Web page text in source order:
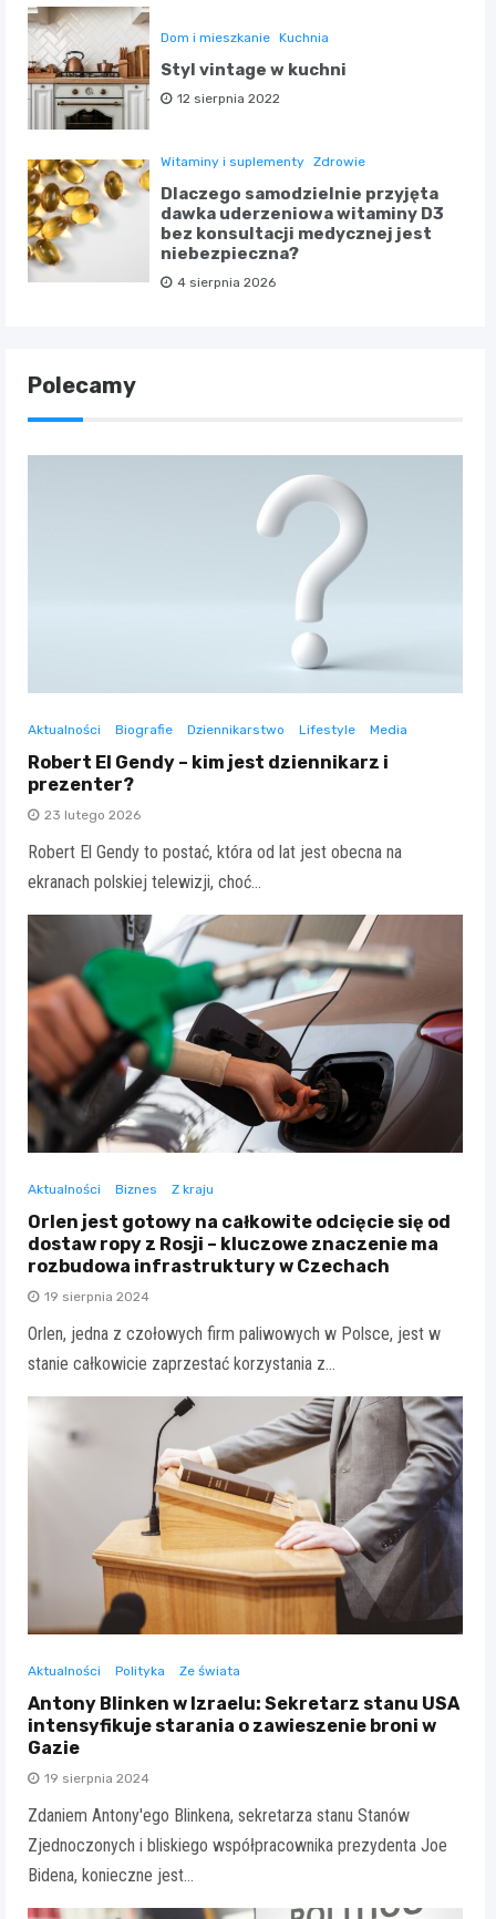
Dom i mieszkanie Kuchnia
Styl vintage w kuchni
12 sierpnia 2022
Witaminy i suplementy Zdrowie
Dlaczego samodzielnie przyjęta
dawka uderzeniowa witaminy D3
bez konsultacji medycznej jest
niebezpieczna?
4 sierpnia 2026
Polecamy
Aktualności Biografie Dziennikarstwo Lifestyle Media
Robert El Gendy – kim jest dziennikarz i
prezenter?
23 lutego 2026
Robert El Gendy to postać, która od lat jest obecna na
ekranach polskiej telewizji, choć…
Aktualności Biznes Z kraju
Orlen jest gotowy na całkowite odcięcie się od
dostaw ropy z Rosji – kluczowe znaczenie ma
rozbudowa infrastruktury w Czechach
19 sierpnia 2024
Orlen, jedna z czołowych firm paliwowych w Polsce, jest w
stanie całkowicie zaprzestać korzystania z…
Aktualności Polityka Ze świata
Antony Blinken w Izraelu: Sekretarz stanu USA
intensyfikuje starania o zawieszenie broni w
Gazie
19 sierpnia 2024
Zdaniem Antony'ego Blinkena, sekretarza stanu Stanów
Zjednoczonych i bliskiego współpracownika prezydenta Joe
Bidena, konieczne jest…